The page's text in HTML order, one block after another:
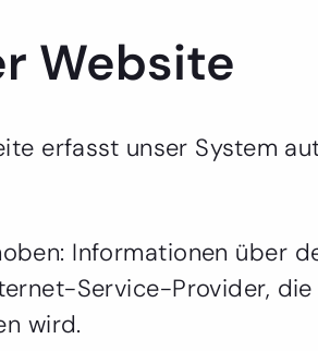
Website
erfasst unser System
Informationen über
Service-Provider,
wird.